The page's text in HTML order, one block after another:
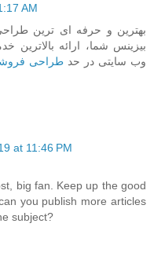
AM
بهترین و حرفه ای ترین
بیزینس شما، ارائه
وب سایتی در حدطراحی
at 11:46 PM
big fan. Keep up the good
you publish more articles
subject?